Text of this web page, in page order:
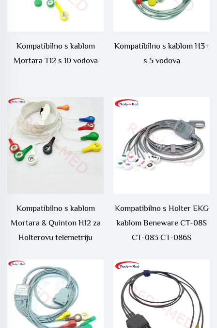
Kompatibilno s kablom
Mortara T12 s 10 vodova
Kompatibilno s kablom H3+
s 5 vodova
Kompatibilno s kablom
Mortara & Quinton H12 za
Holterovu telemetriju
Kompatibilno s Holter EKG
kablom Beneware CT-08S
CT-083 CT-086S